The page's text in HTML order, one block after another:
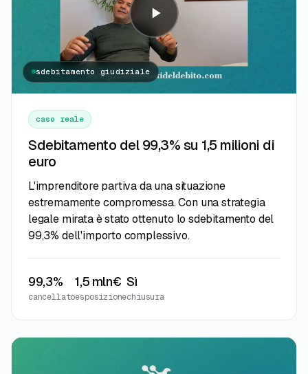
sdebitamento giudiziale
caso reale
Sdebitamento del 99,3% su 1,5 milioni di
euro
L'imprenditore partiva da una situazione
estremamente compromessa. Con una strategia
legale mirata è stato ottenuto lo sdebitamento del
99,3% dell'importo complessivo.
99,3%
cancellato
1,5 mln€
esposizione
Sì
chiusura